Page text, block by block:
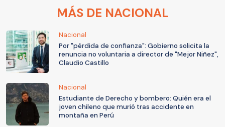
MÁS DE NACIONAL
Nacional
Por "pérdida de confianza": Gobierno solicita la
renuncia no voluntaria a director de "Mejor Niñez",
Claudio Castillo
Nacional
Estudiante de Derecho y bombero: Quién era el
joven chileno que murió tras accidente en
montaña en Perú